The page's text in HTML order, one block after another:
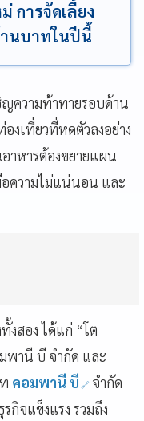
การจัดเลี้ยง
นบาทในปีนี้
ความท้าทายรอบด้าน
งเที่ยวที่หดตัวลงอย่าง
าหารต้องขยายแผน
อความไม่แน่นอน และ
งสอง ได้แก่ “โต
พานี บี จำกัด และ
คอมพานี บี จำกัด
กิจแข็งแรง รวมถึง